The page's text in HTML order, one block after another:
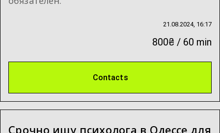
21.08.2024, 16:17
800₴ / 60 min
Contacts
Срочно ищу психолога в Одессе для